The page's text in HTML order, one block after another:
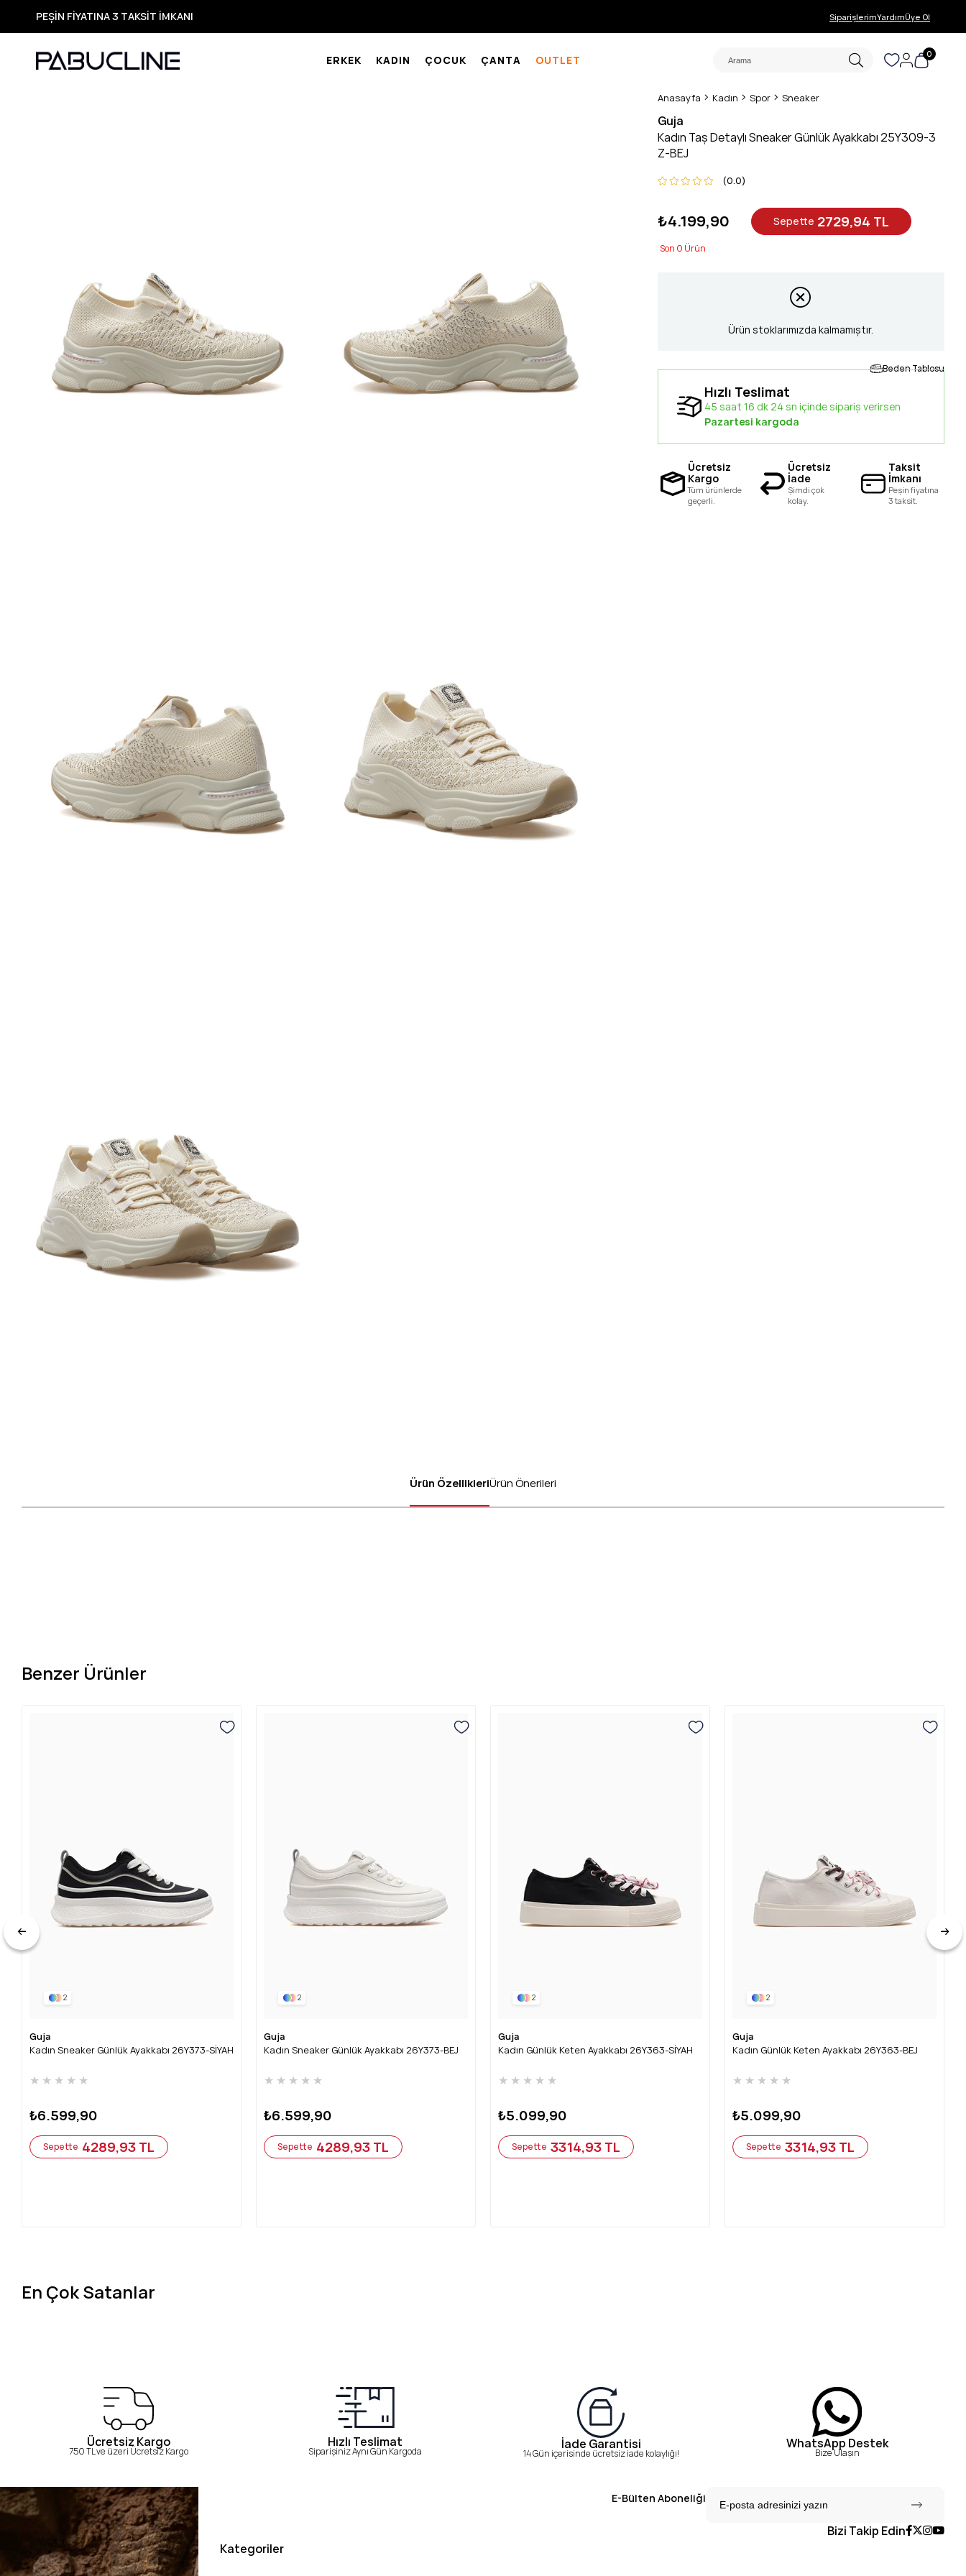
TÜM ÜRÜNLERDE ÜCRETSİZ KARGO
Yeni Sezon Ürünlerde Özel Fırsatlar
Seçili Ürünlerde Hızlı Teslimat
SiparişlerimYardımÜye Ol
ERKEK KADIN ÇOCUK ÇANTA OUTLET 0
Anasayfa Kadın Spor Sneaker
Guja
Kadın Taş Detaylı Sneaker Günlük Ayakkabı 25Y309-3
Z-BEJ
0.0
₺4.199,90 Sepette 2729,94 TL
0
Ürün stoklarımızda kalmamıştır.
Beden Tablosu
Hızlı Teslimat
45 saat 16 dk 23 sn içinde sipariş verirsen
Pazartesi kargoda
Ücretsiz
Kargo
Tüm ürünlerde
geçerli.
Ücretsiz
İade
Şimdi çok
kolay.
Taksit
İmkanı
Peşin fiyatına
3 taksit.
Ürün ÖzellikleriÜrün Önerileri
Benzer Ürünler
2
Guja
Kadın Sneaker Günlük Ayakkabı 26Y373-SİYAH
★ ★ ★ ★ ★
₺6.599,90
Sepette 4289,93 TL
2
Guja
Kadın Sneaker Günlük Ayakkabı 26Y373-BEJ
★ ★ ★ ★ ★
₺6.599,90
Sepette 4289,93 TL
2
Guja
Kadın Günlük Keten Ayakkabı 26Y363-SİYAH
★ ★ ★ ★ ★
₺5.099,90
Sepette 3314,93 TL
2
Guja
Kadın Günlük Keten Ayakkabı 26Y363-BEJ
★ ★ ★ ★ ★
₺5.099,90
Sepette 3314,93 TL
En Çok Satanlar
Ücretsiz Kargo
750 TL ve üzeri Ücretsiz Kargo
Hızlı Teslimat
Siparişiniz Aynı Gün Kargoda İade Garantisi
14 Gün içerisinde ücretsiz iade kolaylığı!
WhatsApp Destek
Bize Ulaşın
E-Bülten Aboneliği
Bizi Takip Edin
Kategoriler